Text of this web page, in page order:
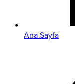
Ana Sayfa